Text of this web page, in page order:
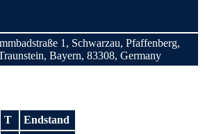
1, Schwarzau, Pfaffenberg,
Bayern, 83308, Germany
T
Endstand